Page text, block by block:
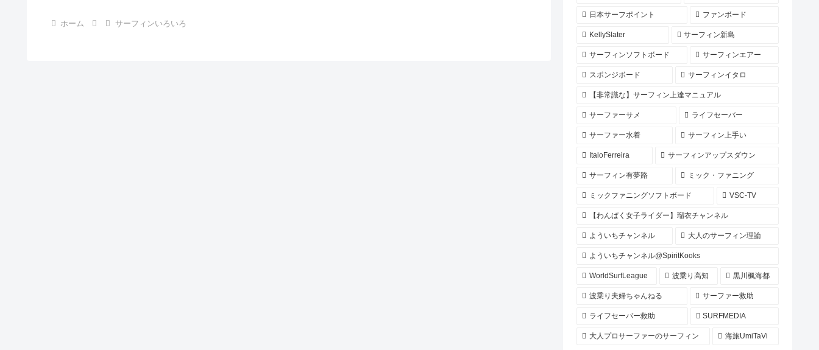
ホーム サーフィンいろいろ
日本サーフポイント ファンボード
KellySlater サーフィン新島
サーフィンソフトボード サーフィンエアー
スポンジボード サーフィンイタロ
【非常識な】サーフィン上達マニュアル
サーファーサメ ライフセーバー
サーファー水着 サーフィン上手い
ItaloFerreira サーフィンアップスダウン
サーフィン有夢路 ミック・ファニング
ミックファニングソフトボード VSC-TV
【わんぱく女子ライダー】瑠衣チャンネル
よういちチャンネル 大人のサーフィン理論
よういちチャンネル@SpiritKooks
WorldSurfLeague 波乗り高知 黒川楓海都
波乗り夫婦ちゃんねる サーファー救助
ライフセーバー救助 SURFMEDIA
大人プロサーファーのサーフィン 海旅UmiTaVi